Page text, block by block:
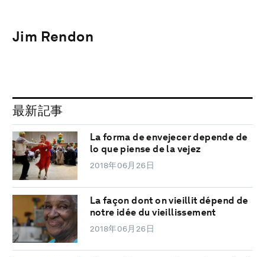
Jim Rendon
最新記事
La forma de envejecer depende de
lo que piense de la vejez
2018年06月26日
La façon dont on vieillit dépend de
notre idée du vieillissement
2018年06月26日